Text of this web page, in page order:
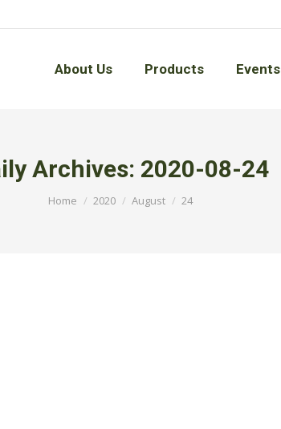
About Us Products Events
Archives: 2020-08-24
Home 2020 August 24
About Us Products Events